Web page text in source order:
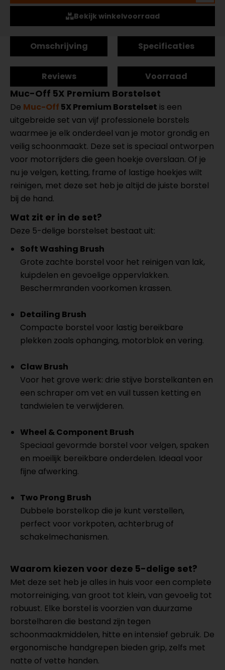
Bekijk winkelvoorraad
Omschrijving Specificaties
Reviews Voorraad
Muc-Off 5X Premium Borstelset
De Muc-Off 5X Premium Borstelset is een
uitgebreide set van vijf professionele borstels
waarmee je elk onderdeel van je motor grondig en
veilig schoonmaakt. Deze set is speciaal ontworpen
voor motorrijders die geen hoekje overslaan. Of je
nu je velgen, ketting, frame of lastige hoekjes wilt
reinigen, met deze set heb je altijd de juiste borstel
bij de hand.
Wat zit er in de set?
Deze 5-delige borstelset bestaat uit:
Soft Washing Brush
Grote zachte borstel voor het reinigen van lak,
kuipdelen en gevoelige oppervlakken.
Beschermranden voorkomen krassen.
Detailing Brush
Compacte borstel voor lastig bereikbare
plekken zoals ophanging, motorblok en vering.
Claw Brush
Voor het grove werk: drie stijve borstelkanten en
een schraper om vet en vuil tussen ketting en
tandwielen te verwijderen.
Wheel & Component Brush
Speciaal gevormde borstel voor velgen, spaken
en moeilijk bereikbare onderdelen. Ideaal voor
fijne afwerking.
Two Prong Brush
Dubbele borstelkop die je kunt verstellen,
perfect voor vorkpoten, achterbrug of
schakelmechanismen.
Waarom kiezen voor deze 5-delige set?
Met deze set heb je alles in huis voor een complete
motorreiniging, van groot tot klein, van gevoelig tot
robuust. Elke borstel is voorzien van duurzame
borstelharen die bestand zijn tegen
schoonmaakmiddelen, hitte en intensief gebruik. De
ergonomische handgrepen bieden grip, zelfs met
natte of vette handen.